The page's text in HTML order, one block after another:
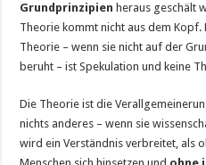
Grundprinzipien heraus geschält
Theorie kommt nicht aus dem
Theorie – wenn sie nicht auf der
beruht – ist Spekulation und keine
Die Theorie ist die
nichts anderes – wenn sie
wird ein Verständnis verbreitet, als